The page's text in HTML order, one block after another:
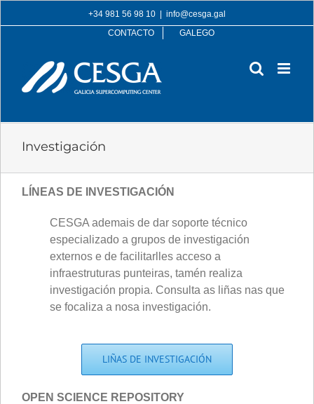
to
+34 981 56 98 10
info@cesga.gal
CONTACTO
GALEGO
Investigación
LÍNEAS DE INVESTIGACIÓN
CESGA ademais de dar soporte técnico
especializado a grupos de investigación
externos e de facilitarlles acceso a
infraestruturas punteiras, tamén realiza
investigación propia. Consulta as liñas nas que
se focaliza a nosa investigación.
LIÑAS DE INVESTIGACIÓN
OPEN SCIENCE REPOSITORY